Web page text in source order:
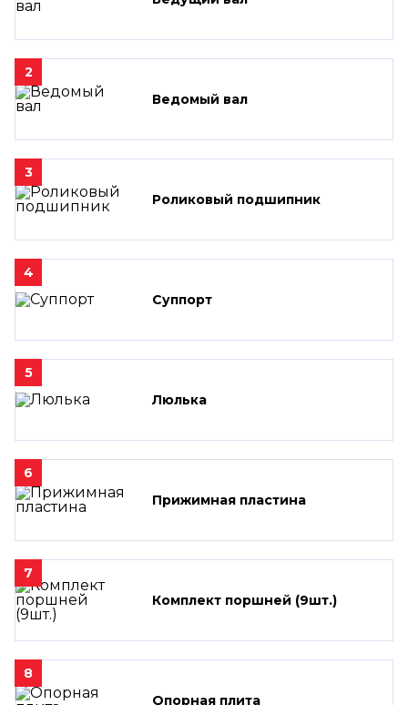
2
Ведомый вал
3
Роликовый подшипник
4
Суппорт
5
Люлька
6
Прижимная пластина
7
Комплект поршней (9шт.)
8
Опорная плита